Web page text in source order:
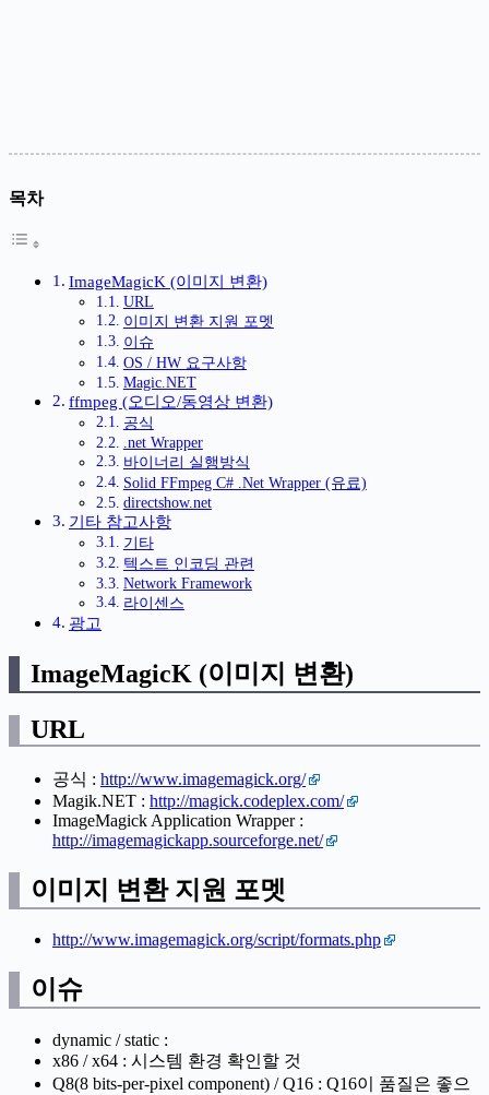
목차
ImageMagicK (이미지 변환)
URL
이미지 변환 지원 포멧
이슈
OS / HW 요구사항
Magic.NET
ffmpeg (오디오/동영상 변환)
공식
.net Wrapper
바이너리 실행방식
Solid FFmpeg C# .Net Wrapper (유료)
directshow.net
기타 참고사항
기타
텍스트 인코딩 관련
Network Framework
라이센스
광고
ImageMagicK (이미지 변환)
URL
공식 : http://www.imagemagick.org/
Magik.NET : http://magick.codeplex.com/
ImageMagick Application Wrapper :
http://imagemagickapp.sourceforge.net/
이미지 변환 지원 포멧
http://www.imagemagick.org/script/formats.php
이슈
dynamic / static :
x86 / x64 : 시스템 환경 확인할 것
Q8(8 bits-per-pixel component) / Q16 : Q16이 품질은 좋으